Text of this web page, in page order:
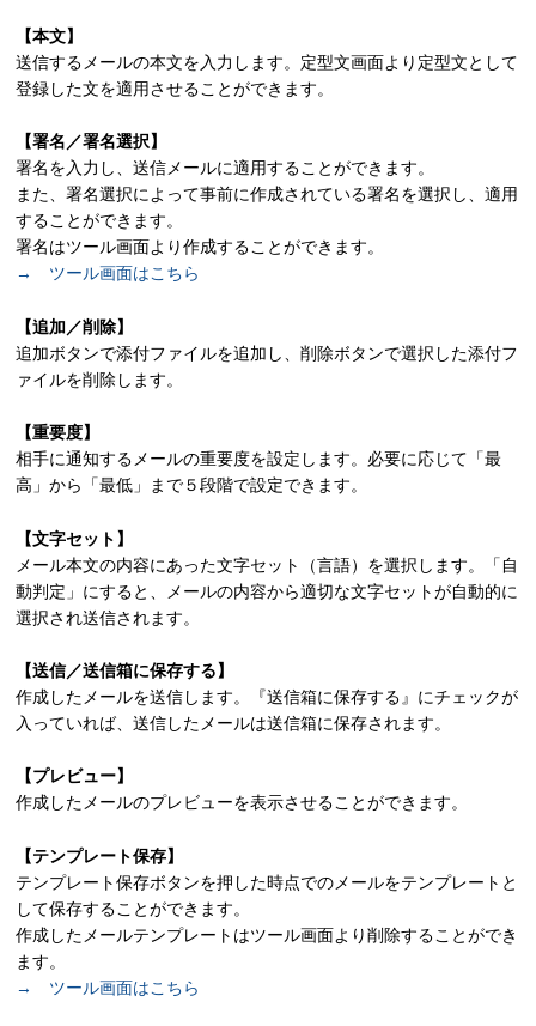
【本文】
送信するメールの本文を入力します。定型文画面より定型文として
登録した文を適用させることができます。
【署名／署名選択】
署名を入力し、送信メールに適用することができます。
また、署名選択によって事前に作成されている署名を選択し、適用
することができます。
署名はツール画面より作成することができます。
→ ツール画面はこちら
【追加／削除】
追加ボタンで添付ファイルを追加し、削除ボタンで選択した添付フ
ァイルを削除します。
【重要度】
相手に通知するメールの重要度を設定します。必要に応じて「最
高」から「最低」まで５段階で設定できます。
【文字セット】
メール本文の内容にあった文字セット（言語）を選択します。「自
動判定」にすると、メールの内容から適切な文字セットが自動的に
選択され送信されます。
【送信／送信箱に保存する】
作成したメールを送信します。『送信箱に保存する』にチェックが
入っていれば、送信したメールは送信箱に保存されます。
【プレビュー】
作成したメールのプレビューを表示させることができます。
【テンプレート保存】
テンプレート保存ボタンを押した時点でのメールをテンプレートと
して保存することができます。
作成したメールテンプレートはツール画面より削除することができ
ます。
→ ツール画面はこちら